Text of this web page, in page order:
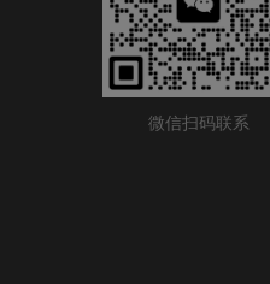
微信扫码联系